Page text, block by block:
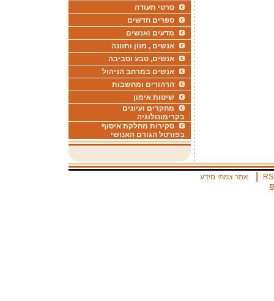
סרטי תעודה
ספרים חדשים
מדעים ואנשים
אנשים , מזון ותזונה
אנשים, טבע וסביבה
אנשים במרחב הניהול
הרהורים ומחשבות
שיטות אימון
מחקרים ועיונים
בקרימונולוגיה
סקירות מחלקת איסוף
בפורטל הגורם האנושי
אתר צמתי מידע